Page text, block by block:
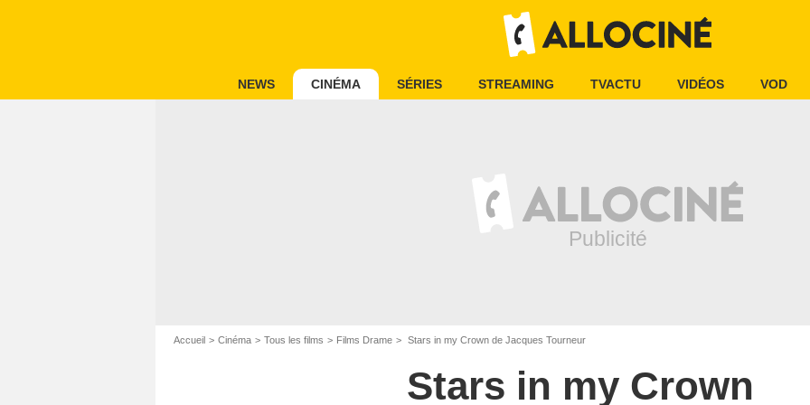
NEWS CINÉMA SÉRIES STREAMING TVACTU VIDÉOS VOD
Accueil Cinéma Tous les films Films Drame Stars in my Crown de Jacques Tourneur
Stars in my Crown